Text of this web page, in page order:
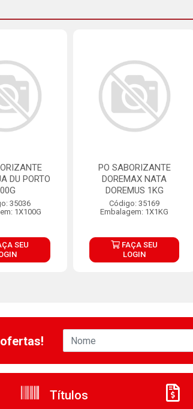
DU PORTO
35036
1X100G
SEU
PO SABORIZANTE
DOREMAX NATA
DOREMUS 1KG
Código: 35169
Embalagem: 1X1KG
FAÇA SEU
LOGIN
Títulos